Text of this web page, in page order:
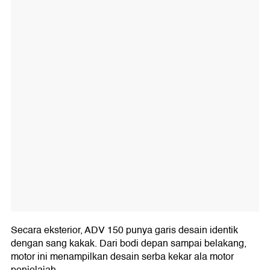
Secara eksterior, ADV 150 punya garis desain identik
dengan sang kakak. Dari bodi depan sampai belakang,
motor ini menampilkan desain serba kekar ala motor